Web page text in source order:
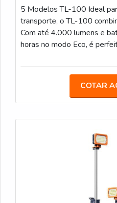
5 Modelos TL-100 Ideal para uso rápido e fácil
transporte, o TL-100
Com até 4.000 lumens e
horas no modo Eco, é
de até 12.000 lumens e
ajusta a várias alturas (de 1
segundos, ideal para
iluminação uniforme. Com
duração de bateria de até
Eco, o TL-300 é robusto e
de altura, ideal para
COTAR